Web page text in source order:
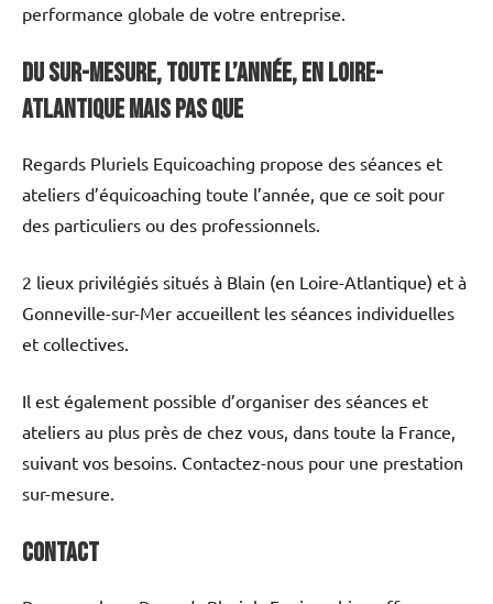
performance globale de votre entreprise.
Du sur-mesure, toute l’année, en Loire-
Atlantique mais pas que
Regards Pluriels Equicoaching propose des séances et
ateliers d’équicoaching toute l’année, que ce soit pour
des particuliers ou des professionnels.
2 lieux privilégiés situés à Blain (en Loire-Atlantique) et à
Gonneville-sur-Mer accueillent les séances individuelles
et collectives.
Il est également possible d’organiser des séances et
ateliers au plus près de chez vous, dans toute la France,
suivant vos besoins. Contactez-nous pour une prestation
sur-mesure.
Contact